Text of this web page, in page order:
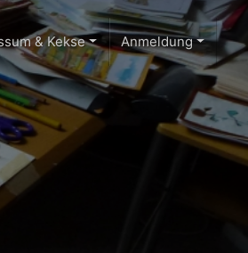
& Kekse Anmeldung